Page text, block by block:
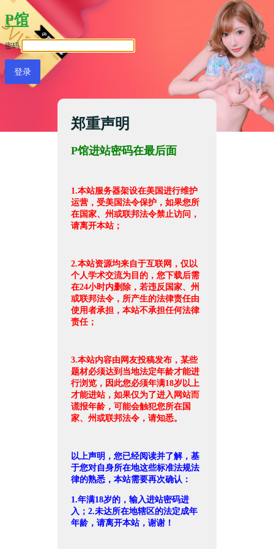
P馆
密码
郑重声明
P馆进站密码在最后面
1.本站服务器架设在美国进行维护
运营，受美国法令保护，如果您所
在国家、州或联邦法令禁止访问，
请离开本站；
2.本站资源均来自于互联网，仅以
个人学术交流为目的，您下载后需
在24小时内删除，若违反国家、州
或联邦法令，所产生的法律责任由
使用者承担，本站不承担任何法律
责任；
3.本站内容由网友投稿发布，某些
题材必须达到当地法定年龄才能进
行浏览，因此您必须年满18岁以上
才能进站，如果仅为了进入网站而
谎报年龄，可能会触犯您所在国
家、州或联邦法令，请知悉。
以上声明，您已经阅读并了解，基
于您对自身所在地这些标准法规法
律的熟悉，本站需要再次确认：
1.年满18岁的，输入进站密码进
入；2.未达所在地辖区的法定成年
年龄，请离开本站，谢谢！